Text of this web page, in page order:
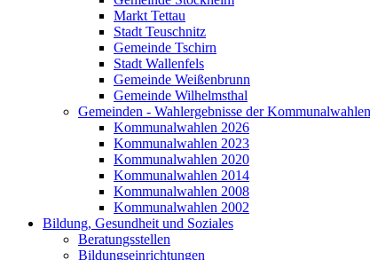
Markt Tettau
Stadt Teuschnitz
Gemeinde Tschirn
Stadt Wallenfels
Gemeinde Weißenbrunn
Gemeinde Wilhelmsthal
Gemeinden - Wahlergebnisse der Kommunalwahlen
Kommunalwahlen 2026
Kommunalwahlen 2023
Kommunalwahlen 2020
Kommunalwahlen 2014
Kommunalwahlen 2008
Kommunalwahlen 2002
Bildung, Gesundheit und Soziales
Beratungsstellen
Bildungseinrichtungen